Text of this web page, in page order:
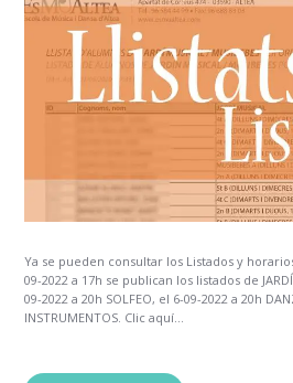
Ya se pueden consultar los Listados y
09-2022 a 17h se publican los listados de
09-2022 a 20h SOLFEO, el 6-09-2022 a 20h
INSTRUMENTOS. Clic aquí...